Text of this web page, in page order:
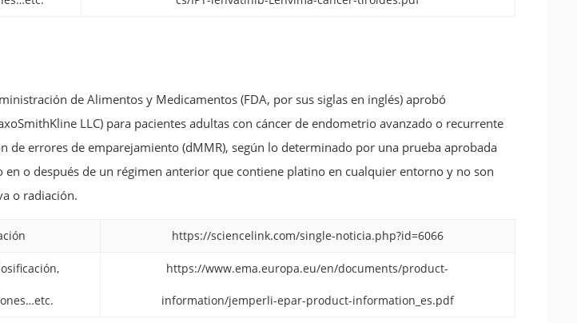
de Alimentos y Medicamentos (FDA, por sus siglas en inglés) aprobó
LLC) para pacientes adultas con cáncer de endometrio avanzado o recurrente
de errores de emparejamiento (dMMR), según lo determinado por una prueba aprobada
en o después de un régimen anterior que contiene platino en cualquier entorno y no son
o radiación.
https://sciencelink.com/single-noticia.php?id=6066
https://www.ema.europa.eu/en/documents/product-
information/jemperli-epar-product-information_es.pdf